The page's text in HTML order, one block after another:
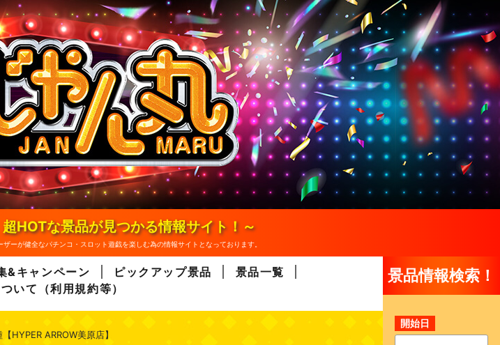
HOTな景品が見つかる情報サイト！～
ザーが健全なパチンコ・スロット遊戯を楽しむ為の情報サイトとなっております。
&キャンペーン ピックアップ景品
景品一覧
いて（利用規約等）
HYPER ARROW美原店】
景品情報検索！
開始日